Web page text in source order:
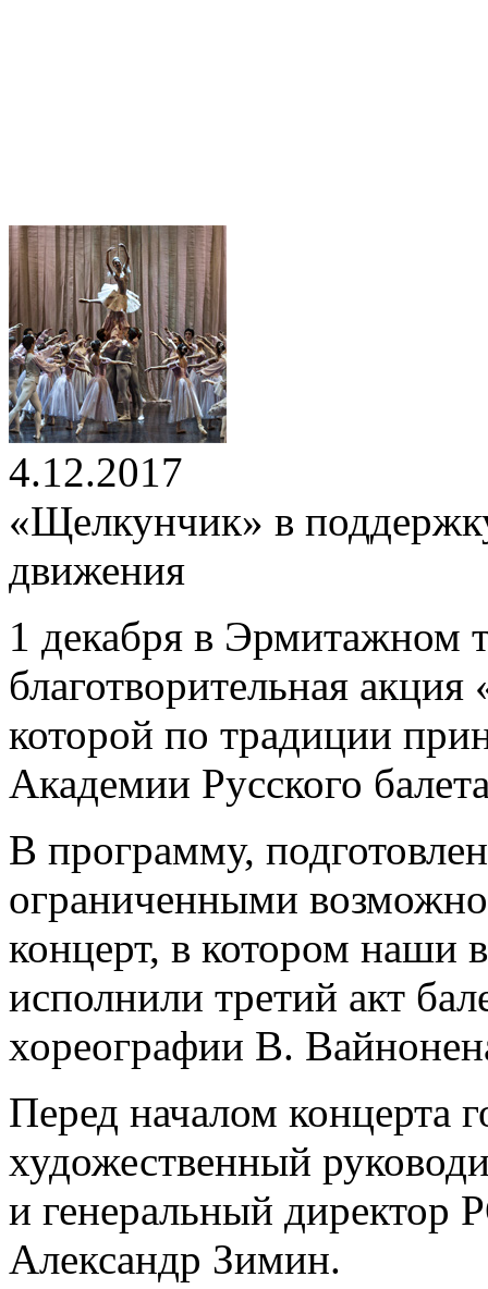
4.12.2017
«Щелкунчик» в
движения
1 декабря в Эрмитажном
благотворительная
которой по традиции
Академии Русского
В программу,
ограниченными
концерт, в котором наши
исполнили третий акт
хореографии В.
Перед началом концерта
художественный
и генеральный
Александр Зимин.